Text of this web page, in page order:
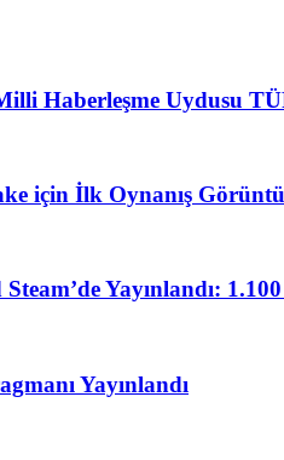
Haberleşme Uydusu
için İlk Oynanış
Yayınlandı:
Yayınlandı